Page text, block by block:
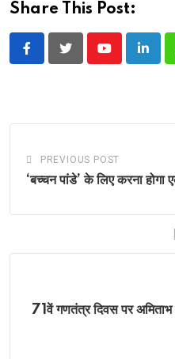
Share This Post:
Youtube
PREVIOUS POST
‘बच्चन पांडे’ के लिए करना होगा
71वें गणतंत्र दिवस पर अमिताभ